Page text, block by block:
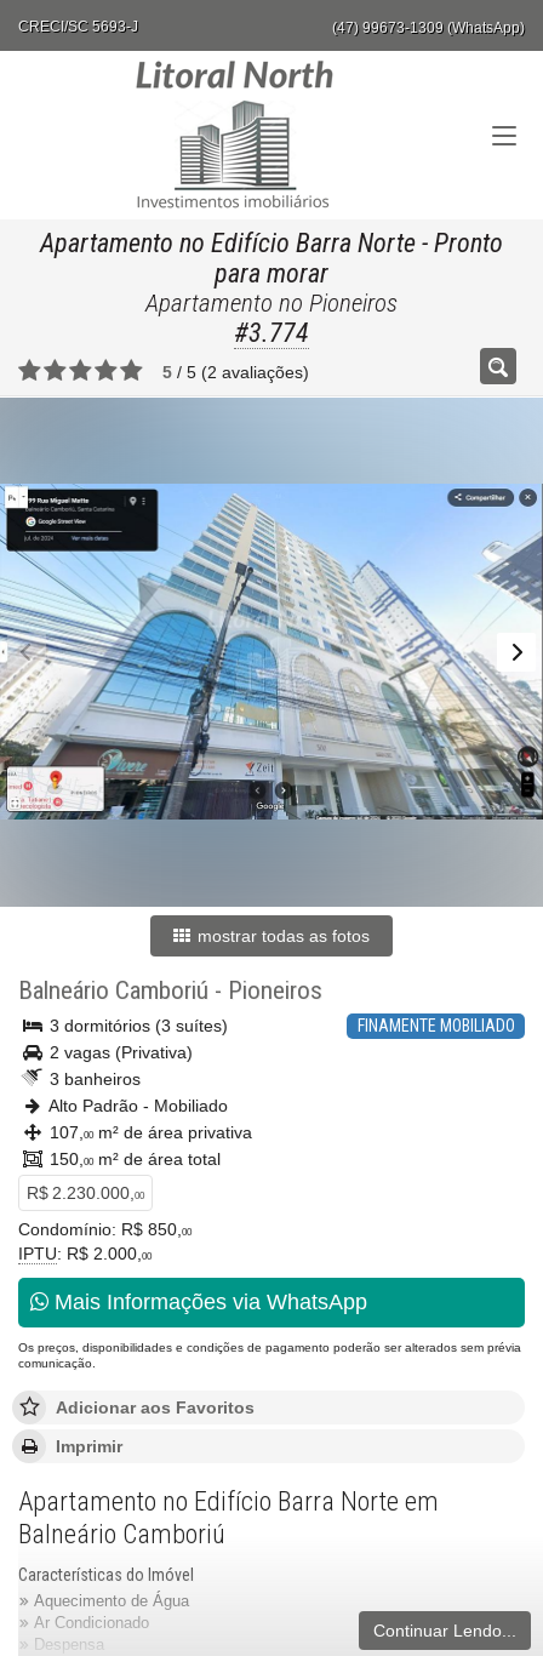
CRECI/SC 5693-J (47) 99673-1309 (WhatsApp)
Apartamento no Edifício Barra Norte - Pronto
para morar
Apartamento no Pioneiros
#3.774
5 / 5 (2 avaliações)
mostrar todas as fotos
Balneário Camboriú - Pioneiros
FINAMENTE MOBILIADO
3 dormitórios (3 suítes)
2 vagas (Privativa)
3 banheiros
Alto Padrão - Mobiliado
107, 00m² de área privativa
150, 00m² de área total
R$ 2.230.000, 00
Condomínio: R$ 850, 00
IPTU: R$ 2.000, 00
Mais Informações via WhatsApp
Os preços, disponibilidades e condições de pagamento poderão ser alterados sem prévia
comunicação.
Adicionar aos Favoritos
Imprimir
Apartamento no Edifício Barra Norte em
Balneário Camboriú
Características do Imóvel
Aquecimento de Água
Ar Condicionado
Despensa
Continuar Lendo...